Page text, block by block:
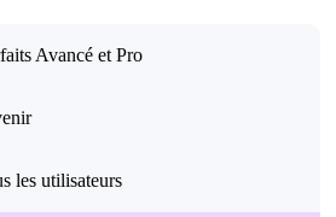
Avancé et Pro
les utilisateurs